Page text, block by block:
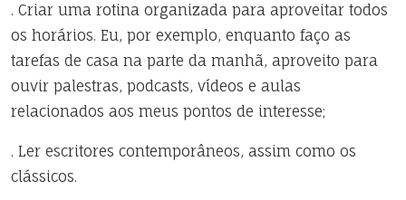
. Criar uma rotina organizada para aproveitar todos
os horários. Eu, por exemplo, enquanto faço as
tarefas de casa na parte da manhã, aproveito para
ouvir palestras, podcasts, vídeos e aulas
relacionados aos meus pontos de interesse;
. Ler escritores contemporâneos, assim como os
clássicos.